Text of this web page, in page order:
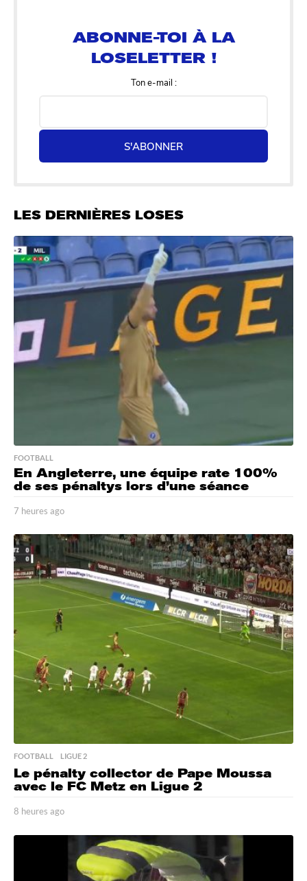
Ton e-mail :
S'ABONNER
LES DERNIÈRES LOSES
FOOTBALL
En Angleterre, une équipe rate 100%
de ses pénaltys lors d’une séance
7 heures ago
e
u
r
e
s
FOOTBALL ,LIGUE 2
Le pénalty collector de Pape Moussa
avec le FC Metz en Ligue 2
8 heures ago
e